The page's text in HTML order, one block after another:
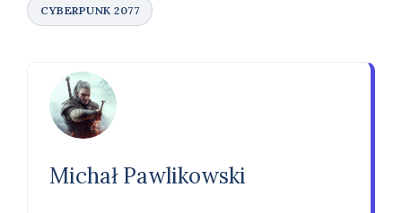
Michał Pawlikowski